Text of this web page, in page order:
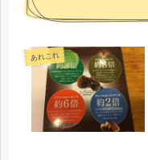
あれこれ